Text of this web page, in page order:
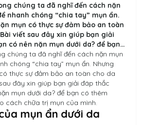
chúng ta đã nghĩ đến cách nặn
nhanh chóng “chia tay” mụn ẩn.
mụn có thực sự đảm bảo an toàn
viết sau đây xin giúp bạn giải
có nên nặn mụn dưới da? để bạn…
chúng ta đã nghĩ đến cách nặn mụn
chóng “chia tay” mụn ẩn. Nhưng
thực sự đảm bảo an toàn cho da
đây xin giúp bạn giải đáp thắc
mụn dưới da? để bạn có thêm
cách chữa trị mụn của mình.
mụn ẩn dưới da